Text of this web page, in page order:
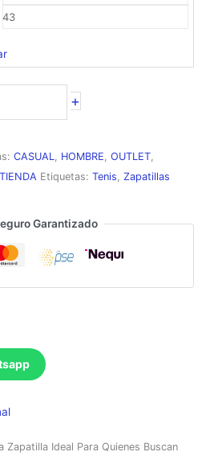
43
+
CASUAL, HOMBRE, OUTLET,
Etiquetas: Tenis, Zapatillas
Garantizado
Zapatilla Ideal Para Quienes Buscan